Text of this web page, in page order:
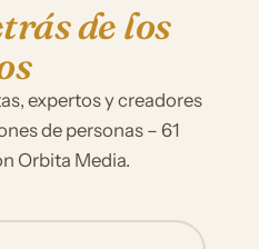
de los
expertos y creadores
de personas – 61
Orbita Media.